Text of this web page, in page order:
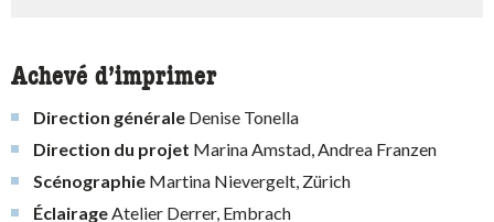
Achevé d’imprimer
Direction générale Denise Tonella
Direction du projet Marina Amstad, Andrea Franzen
Scénographie Martina Nievergelt, Zürich
ÉclairageAtelier Derrer, Embrach